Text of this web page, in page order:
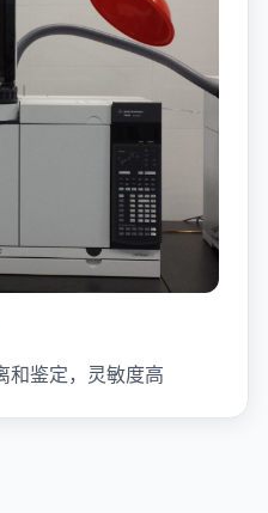
和鉴定，灵敏度高